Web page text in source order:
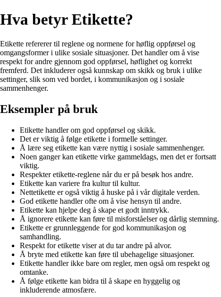
Hva betyr Etikette?
Etikette refererer til reglene og normene for høflig oppførsel og
omgangsformer i ulike sosiale situasjoner. Det handler om å vise
respekt for andre gjennom god oppførsel, høflighet og korrekt
fremferd. Det inkluderer også kunnskap om skikk og bruk i ulike
settinger, slik som ved bordet, i kommunikasjon og i sosiale
sammenhenger.
Eksempler på bruk
Etikette handler om god oppførsel og skikk.
Det er viktig å følge etikette i formelle settinger.
Å lære seg etikette kan være nyttig i sosiale sammenhenger.
Noen ganger kan etikette virke gammeldags, men det er fortsatt
viktig.
Respekter etikette-reglene når du er på besøk hos andre.
Etikette kan variere fra kultur til kultur.
Nettetikette er også viktig å huske på i vår digitale verden.
God etikette handler ofte om å vise hensyn til andre.
Etikette kan hjelpe deg å skape et godt inntrykk.
Å ignorere etikette kan føre til misforståelser og dårlig stemning.
Etikette er grunnleggende for god kommunikasjon og
samhandling.
Respekt for etikette viser at du tar andre på alvor.
Å bryte med etikette kan føre til ubehagelige situasjoner.
Etikette handler ikke bare om regler, men også om respekt og
omtanke.
Å følge etikette kan bidra til å skape en hyggelig og
inkluderende atmosfære.